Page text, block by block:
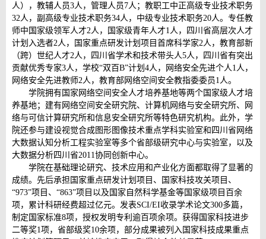
人），教辅人员3人，管理人员7人；教职工中正高级专业技术职务
32人，副高级专业技术职务34人，中级专业技术职务20人。专任教
师中国家级领军人才2人，国家级青年人才1人，四川省高层次人才
计划入选者2人，国家重点研发计划项目首席科学家2人，教育部新
（跨）世纪人才2人，四川省学术和技术带头人5人，四川省有突出
贡献优秀专家3人，学校“双百B”计划4人，网络安全先进个人1人，
网络安全先进教师2人，教育部网络空间安全教指委委员1人。
学院拥有国家网络空间安全人才培养基地等两个国家级人才培
养基地；建有网络空间安全研究院、计算机网络与安全研究所、网
络与可信计算研究所和信息安全研究所等特色研究机构。此外，学
院还参与建设视觉合成图形图像技术重点学科实验室和四川省网络
大数据认知分析工程实验室等多个省部级研究中心与实验室，以及
大数据分析四川省2011协同创新中心。
学院在基础理论研究、技术应用和产业化方面都取得了显著的
成绩。先后承担国家重点研发计划项目、国家科技攻关项目、
“973”项目、“863”项目以及国家自然科学基金等国家级项目百余
项，累计科研经费超过亿元。发表SCI/EI收录学术论文300多篇，
制定国家标准8项，授权发明专利逾百项余项。获得国家科技进步
二等奖1项，省部级奖10余项，部分成果被列入国家科技成果重点